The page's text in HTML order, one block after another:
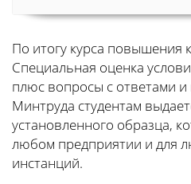
По итогу курса повышения
Специальная оценка
плюс вопросы с ответами
Минтруда студентам
установленного образца,
любом предприятии и для
инстанций.